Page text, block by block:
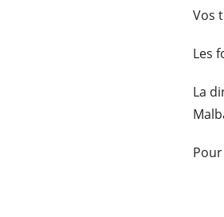
Vos
Les
La